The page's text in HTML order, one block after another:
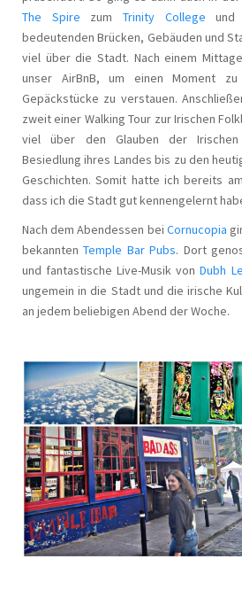
The Spire zum Trinity College und
bedeutenden Brücken, Gebäuden und
viel über die Stadt. Nach einem
unser AirBnB, um einen Moment
Gepäckstücke zu verstauen.
zweit einer Walking Tour zur Irischen
viel über den Glauben der
Besiedlung ihres Landes bis zu den
Geschichten. Somit hatte ich bereits
dass ich die Stadt gut kennengelernt
Nach dem Abendessen bei Cornucopia
bekanntenTemple Bar Pubs. Dort
und fantastische Live-Musik vonDubh
ungemein in die Stadt und die irische
an jedem beliebigen Abend der Woche.